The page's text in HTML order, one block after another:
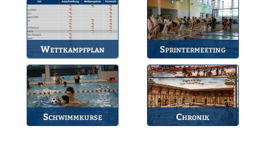
Gruppen.
Wettkampfplan
Übersicht der aktuellen
Wettkämpfe.
Sprintermeeting
Jährlicher Wettkampf
des BSV.
Schwimmkurse Chronik